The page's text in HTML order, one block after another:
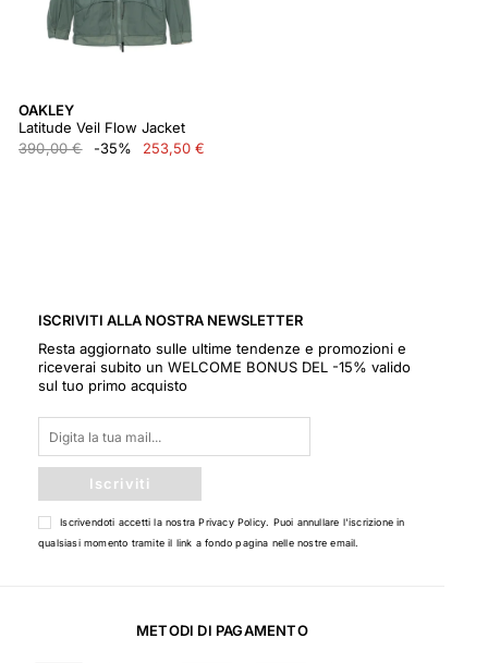
OAKLEY
Latitude Veil Flow Jacket
390,00 €
-35% 253,50 €
ISCRIVITI ALLA NOSTRA NEWSLETTER
Resta aggiornato sulle ultime tendenze e promozioni e
riceverai subito un WELCOME BONUS DEL -15% valido
sul tuo primo acquisto
Iscriviti
Iscrivendoti accetti la nostraPrivacy Policy . Puoi annullare l'iscrizione in
qualsiasi momento tramite il link a fondo pagina nelle nostre email.
METODI DI PAGAMENTO